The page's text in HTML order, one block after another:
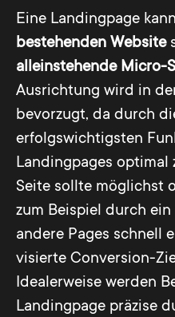
Eine Landingpage
bestehenden Website
alleinstehende Micro-
Ausrichtung wird in
bevorzugt, da durch
erfolgswichtigsten
Landingpages optimal
Seite sollte möglichst
zum Beispiel durch
andere Pages schnell
visierte Conversion-
Idealerweise werden
Landingpage präzise